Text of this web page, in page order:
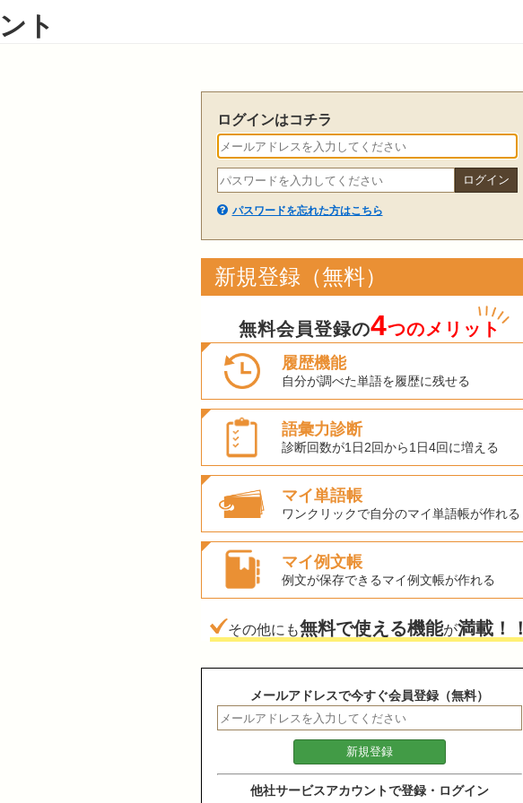
ト
ログインはコチラ
パスワードを忘れた方はこちら
新規登録（無料）
無料会員登録の4つのメリット
履歴機能
自分が調べた単語を履歴に残せる
語彙力診断
診断回数が1日2回から1日4回に増える
マイ単語帳
ワンクリックで自分のマイ単語帳が作れる
マイ例文帳
例文が保存できるマイ例文帳が作れる
その他にも無料で使える機能が満載！！
メールアドレスで今すぐ会員登録（無料）
他社サービスアカウントで登録・ログイン